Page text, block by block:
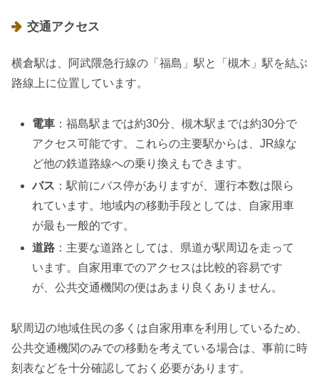
交通アクセス
横倉駅は、阿武隈急行線の「福島」駅と「槻木」駅を結ぶ
路線上に位置しています。
電車 ：福島駅までは約30分、槻木駅までは約30分で
アクセス可能です。これらの主要駅からは、JR線な
ど他の鉄道路線への乗り換えもできます。
バス ：駅前にバス停がありますが、運行本数は限ら
れています。地域内の移動手段としては、自家用車
が最も一般的です。
道路 ：主要な道路としては、県道が駅周辺を走って
います。自家用車でのアクセスは比較的容易です
が、公共交通機関の便はあまり良くありません。
駅周辺の地域住民の多くは自家用車を利用しているため、
公共交通機関のみでの移動を考えている場合は、事前に時
刻表などを十分確認しておく必要があります。